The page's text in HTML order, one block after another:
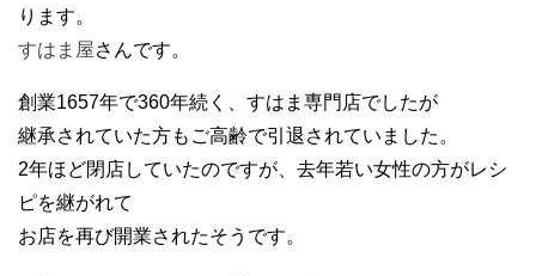
ります。
すはま屋さんです。
創業1657年で360年続く、すはま専門店でしたが
継承されていた方もご高齢で引退されていました。
2年ほど閉店していたのですが、去年若い女性の方がレシ
ピを継がれて
お店を再び開業されたそうです。